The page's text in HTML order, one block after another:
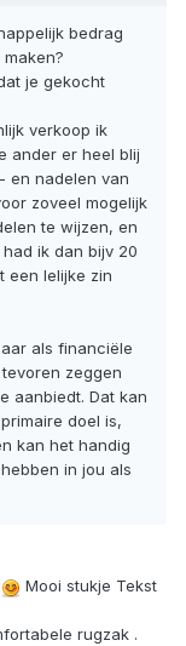
bedrag
je gekocht
verkoop ik
ander er heel blij
en nadelen van
zoveel mogelijk
te wijzen, en
ik dan bijv 20
een lelijke zin
als financiële
zeggen
aanbiedt. Dat kan
doel is,
kan het handig
in jou als
Mooi stukje Tekst
rugzak .